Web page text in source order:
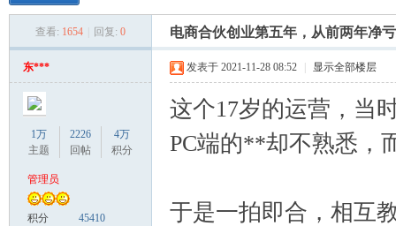
索
› ›
查看: 1654 回复: 0 电商合伙创业第五年，从前两年净
东***
1万
主题
2226
回帖
4万
积分
管理员
积分 45410
发表于 2021-11-28 08:52 显示全部楼层
这个17岁的运营，当
PC端的**却不熟悉，
于是一拍即合，相互